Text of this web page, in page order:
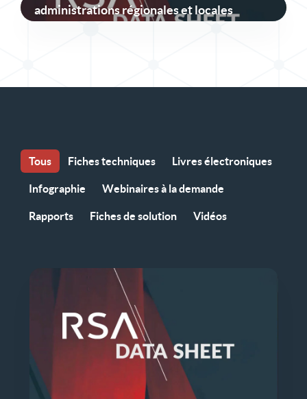
administrations régionales et locales
Tous Fiches techniques Livres électroniques
Infographie Webinaires à la demande
Rapports Fiches de solution Vidéos